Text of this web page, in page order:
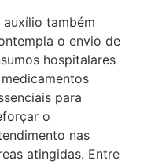
auxílio também
o envio de
hospitalares
para
o
nas
atingidas. Entre